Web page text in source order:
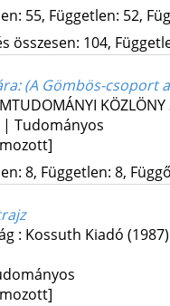
55, Független: 52,
összesen: 104,
: (A Gömbös-csoport
KÖZLÖNY
| Tudományos
8, Független: 8,
: Kossuth Kiadó (1987)